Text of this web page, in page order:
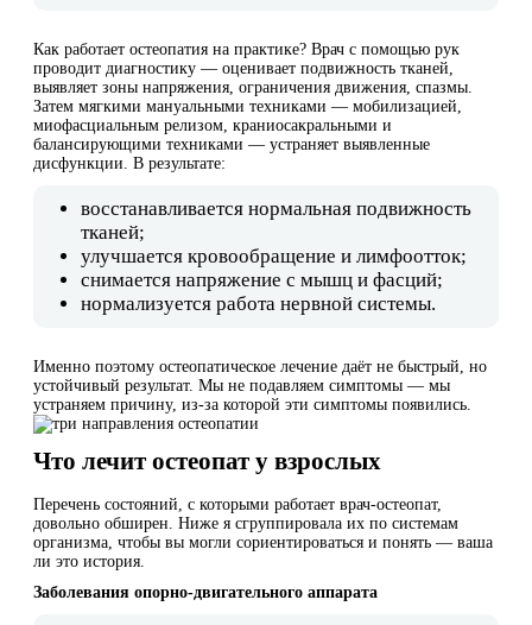
Как работает остеопатия на практике? Врач с помощью рук
проводит диагностику — оценивает подвижность тканей,
выявляет зоны напряжения, ограничения движения, спазмы.
Затем мягкими мануальными техниками — мобилизацией,
миофасциальным релизом, краниосакральными и
балансирующими техниками — устраняет выявленные
дисфункции. В результате:
восстанавливается нормальная подвижность
тканей;
улучшается кровообращение и лимфоотток;
снимается напряжение с мышц и фасций;
нормализуется работа нервной системы.
Именно поэтому остеопатическое лечение даёт не быстрый, но
устойчивый результат. Мы не подавляем симптомы — мы
устраняем причину, из-за которой эти симптомы появились.
Что лечит остеопат у взрослых
Перечень состояний, с которыми работает врач-остеопат,
довольно обширен. Ниже я сгруппировала их по системам
организма, чтобы вы могли сориентироваться и понять — ваша
ли это история.
Заболевания опорно-двигательного аппарата